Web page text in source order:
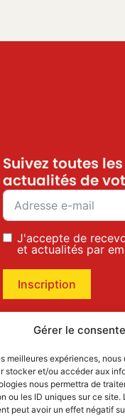
Gérer le
meilleures expériences,
stocker et/ou accéder aux
nous permettra de
ou les ID uniques sur ce
peut avoir un effet négatif
Suivez toutes
actualités de
J'accepte de
et actualités par
Inscription